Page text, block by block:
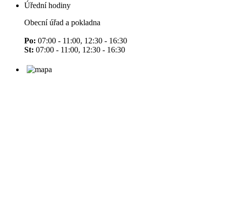
Úřední hodiny
Obecní úřad a pokladna
Po: 07:00 - 11:00, 12:30 - 16:30
St: 07:00 - 11:00, 12:30 - 16:30